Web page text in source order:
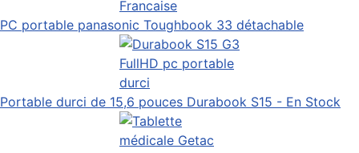
PC portable panasonic Toughbook 33 détachable
Portable durci de 15,6 pouces Durabook S15 - En Stock